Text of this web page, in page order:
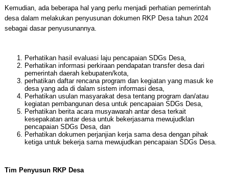
Kemudian, ada beberapa hal yang perlu menjadi perhatian pemerintah
desa dalam melakukan penyusunan dokumen RKP Desa tahun 2024
sebagai dasar penyusunannya.
Perhatikan hasil evaluasi laju pencapaian SDGs Desa,
Perhatikan informasi perkiraan pendapatan transfer desa dari
pemerintah daerah kebupaten/kota,
perhatikan daftar rencana program dan kegiatan yang masuk ke
desa yang ada di dalam sistem informasi desa,
Perhatikan usulan masyarakat desa tentang program dan/atau
kegiatan pembangunan desa untuk pencapaian SDGs Desa,
Perhatikan berita acara musyawarah antar desa terkait
kesepakatan antar desa untuk bekerjasama mewujudklan
pencapaian SDGs Desa, dan
Perhatikan dokumen perjanjian kerja sama desa dengan pihak
ketiga untuk bekerja sama mewujudkan pencapaian SDGs Desa.
Tim Penyusun RKP Desa